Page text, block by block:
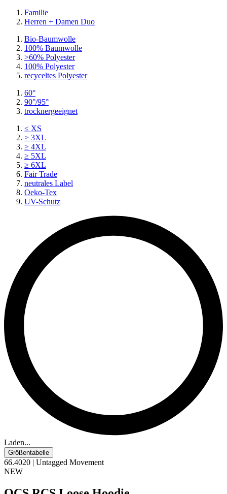
Familie
Herren + Damen Duo
Bio-Baumwolle
100% Baumwolle
>60% Polyester
100% Polyester
recyceltes Polyester
60°
90°/95°
trocknergeeignet
≤ XS
≥ 3XL
≥ 4XL
≥ 5XL
≥ 6XL
Fair Trade
neutrales Label
Oeko-Tex
UV-Schutz
Laden...
Größentabelle
66.4020 | Untagged Movement
NEW